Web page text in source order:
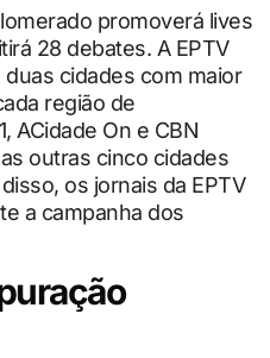
promoverá lives
28 debates. A EPTV
cidades com maior
região de
ACidade On e CBN
outras cinco cidades
os jornais da EPTV
a campanha dos